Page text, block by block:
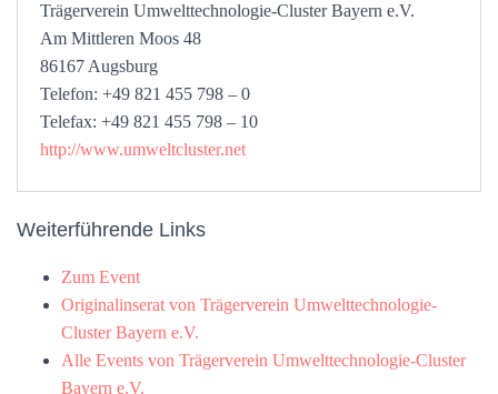
Trägerverein Umwelttechnologie-Cluster Bayern e.V.
Am Mittleren Moos 48
86167 Augsburg
Telefon: +49 821 455 798 – 0
Telefax: +49 821 455 798 – 10
http://www.umweltcluster.net
Weiterführende Links
Zum Event
Originalinserat von Trägerverein Umwelttechnologie-
Cluster Bayern e.V.
Alle Events von Trägerverein Umwelttechnologie-Cluster
Bayern e.V.